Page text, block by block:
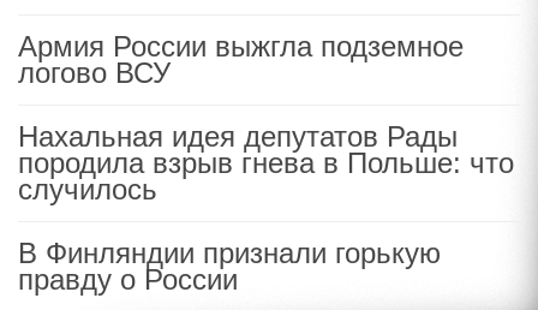
Армия России выжгла подземное
логово ВСУ
Нахальная идея депутатов Рады
породила взрыв гнева в Польше: что
случилось
В Финляндии признали горькую
правду о России